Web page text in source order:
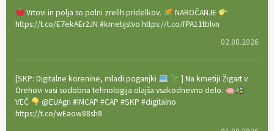
Vrtovi in polja so polni zrelih pridelkov.
NAROČANJE
https://t.co/E7ekAEr2JN #kmetijstvo https://t.co/fPA11tblvn
02.08.2026
[SKP: Digitalne korenine, mladi poganjki
] Na kmetiji Žigart v
Orehovi vasi sodobna tehnologija olajša vsakodnevno delo.
VEČ
@EUAgri #IMCAP #CAP #SKP #digitalno
https://t.co/wEaow88sh8